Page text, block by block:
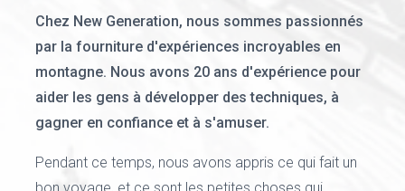
Chez New Generation, nous sommes passionnés
par la fourniture d'expériences incroyables en
montagne. Nous avons 20 ans d'expérience pour
aider les gens à développer des techniques, à
gagner en confiance et à s'amuser.
Pendant ce temps, nous avons appris ce qui fait un